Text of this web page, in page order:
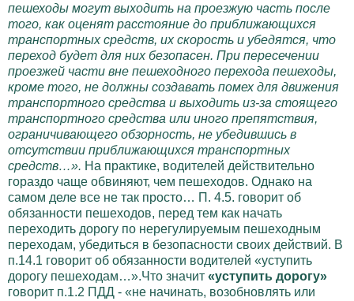
пешеходы могут выходить на проезжую часть после
того, как оценят расстояние до приближающихся
транспортных средств, их скорость и убедятся, что
переход будет для них безопасен. При пересечении
проезжей части вне пешеходного перехода пешеходы,
кроме того, не должны создавать помех для движения
транспортного средства и выходить из-за стоящего
транспортного средства или иного препятствия,
ограничивающего обзорность, не убедившись в
отсутствии приближающихся транспортных
средств…». На практике, водителей действительно
гораздо чаще обвиняют, чем пешеходов. Однако на
самом деле все не так просто… П. 4.5. говорит об
обязанности пешеходов, перед тем как начать
переходить дорогу по нерегулируемым пешеходным
переходам, убедиться в безопасности своих действий. В
п.14.1 говорит об обязанности водителей «уступить
дорогу пешеходам…».Что значит «уступить дорогу»
говорит п.1.2 ПДД - «не начинать, возобновлять или